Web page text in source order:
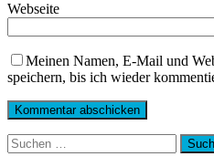
Webseite
Meinen Namen, E-Mail und
speichern, bis ich wieder
Suchen
nach: